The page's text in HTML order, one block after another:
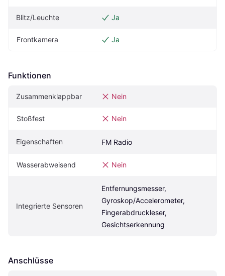
Blitz/Leuchte Ja
Frontkamera Ja
Funktionen
Zusammenklappbar Nein
Stoßfest Nein
Eigenschaften FM Radio
Wasserabweisend Nein
Integrierte Sensoren
Entfernungsmesser,
Gyroskop/Accelerometer,
Fingerabdruckleser,
Gesichtserkennung
Anschlüsse